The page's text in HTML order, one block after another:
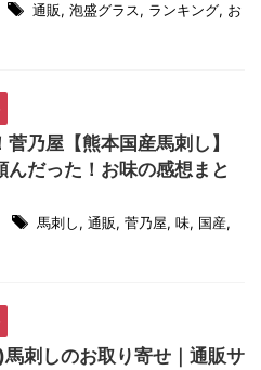
通販, 泡盛グラス, ランキング, お
菅乃屋【熊本国産馬刺し】
んだった！お味の感想まと
馬刺し, 通販, 菅乃屋, 味, 国産,
刺しのお取り寄せ｜通販サ